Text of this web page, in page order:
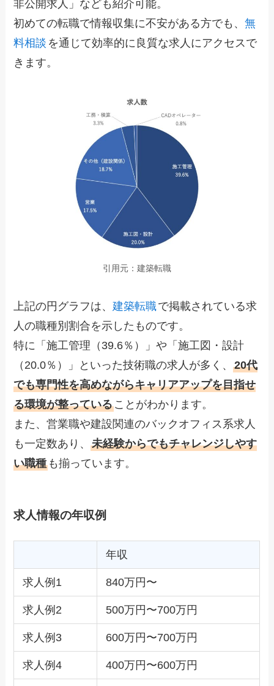
非公開求人」なども紹介可能。
初めての転職で情報収集に不安がある方でも、無
料相談 を通じて効率的に良質な求人にアクセスで
きます。
引用元：建築転職
上記の円グラフは、建築転職で掲載されている求
人の職種別割合を示したものです。
特に「施工管理（39.6％）」や「施工図・設計
（20.0％）」といった技術職の求人が多く、20代
でも専門性を高めながらキャリアアップを目指せ
る環境が整っていることがわかります。
また、営業職や建設関連のバックオフィス系求人
も一定数あり、未経験からでもチャレンジしやす
い職種 も揃っています。
求人情報の年収例
年収
求人例1 840万円〜
求人例2 500万円〜700万円
求人例3 600万円〜700万円
求人例4 400万円〜600万円